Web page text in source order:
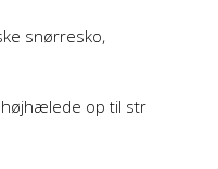
snørresko,
op til str